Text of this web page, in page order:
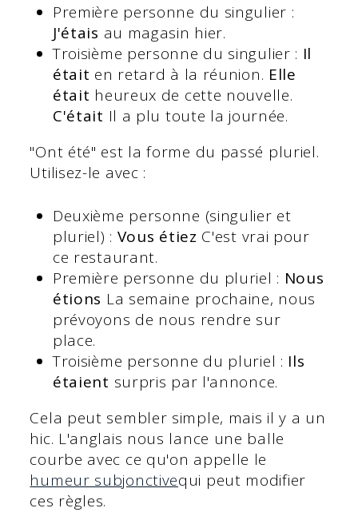
Première personne du singulier :
J'étais au magasin hier.
Troisième personne du singulier : Il
était en retard à la réunion. Elle
était heureux de cette nouvelle.
C'était Il a plu toute la journée.
"Ont été" est la forme du passé pluriel.
Utilisez-le avec :
Deuxième personne (singulier et
pluriel) : Vous étiez C'est vrai pour
ce restaurant.
Première personne du pluriel : Nous
étions La semaine prochaine, nous
prévoyons de nous rendre sur
place.
Troisième personne du pluriel : Ils
étaient surpris par l'annonce.
Cela peut sembler simple, mais il y a un
hic. L'anglais nous lance une balle
courbe avec ce qu'on appelle le
humeur subjonctivequi peut modifier
ces règles.